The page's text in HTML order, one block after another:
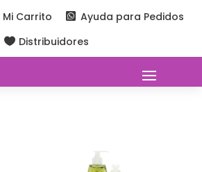
Mi Carrito  Ayuda para Pedidos
 Distribuidores